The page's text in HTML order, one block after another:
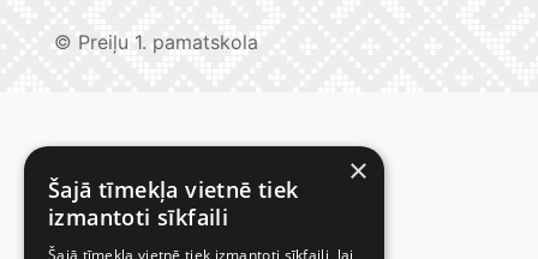
© Preiļu 1. pamatskola
×
Šajā tīmekļa vietnē tiek
izmantoti sīkfaili
Šajā tīmekļa vietnē tiek izmantoti sīkfaili, lai